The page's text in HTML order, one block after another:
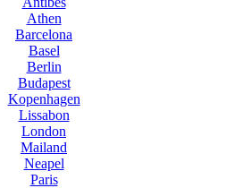
Athen
Barcelona
Basel
Berlin
Budapest
Kopenhagen
Lissabon
London
Mailand
Neapel
Paris